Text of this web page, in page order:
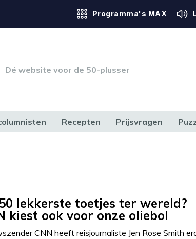
Programma's MAX
Dé website voor de 50-plusser
Recepten Prijsvragen
lekkerste toetjes ter wereld?
kiest ook voor onze oliebol
CNN heeft reisjournaliste Jen Rose Smith